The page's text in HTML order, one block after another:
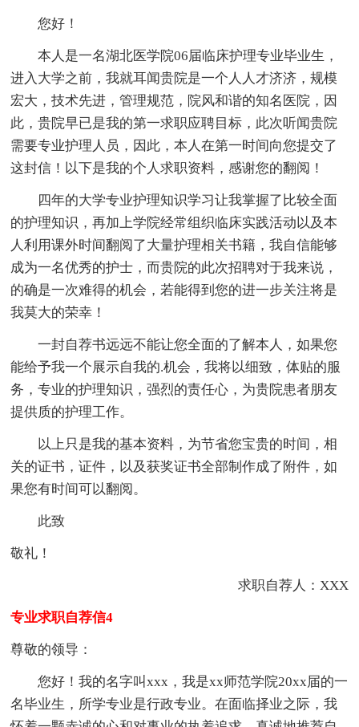
您好！
本人是一名湖北医学院06届临床护理专业毕业生，
进入大学之前，我就耳闻贵院是一个人人才济济，规模
宏大，技术先进，管理规范，院风和谐的知名医院，因
此，贵院早已是我的第一求职应聘目标，此次听闻贵院
需要专业护理人员，因此，本人在第一时间向您提交了
这封信！以下是我的个人求职资料，感谢您的翻阅！
四年的大学专业护理知识学习让我掌握了比较全面
的护理知识，再加上学院经常组织临床实践活动以及本
人利用课外时间翻阅了大量护理相关书籍，我自信能够
成为一名优秀的护士，而贵院的此次招聘对于我来说，
的确是一次难得的机会，若能得到您的进一步关注将是
我莫大的荣幸！
一封自荐书远远不能让您全面的了解本人，如果您
能给予我一个展示自我的.机会，我将以细致，体贴的服
务，专业的护理知识，强烈的责任心，为贵院患者朋友
提供质的护理工作。
以上只是我的基本资料，为节省您宝贵的时间，相
关的证书，证件，以及获奖证书全部制作成了附件，如
果您有时间可以翻阅。
此致
敬礼！
求职自荐人：XXX
专业求职自荐信4
尊敬的领导：
您好！我的名字叫xxx，我是xx师范学院20xx届的一
名毕业生，所学专业是行政专业。在面临择业之际，我